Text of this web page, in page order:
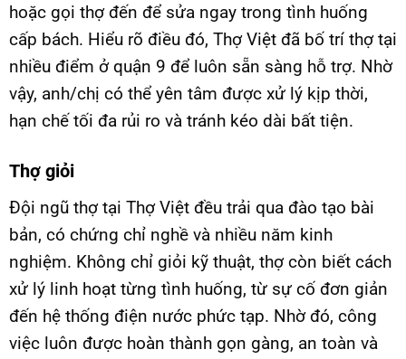
hoặc gọi thợ đến để sửa ngay trong tình huống
cấp bách. Hiểu rõ điều đó, Thợ Việt đã bố trí thợ tại
nhiều điểm ở quận 9 để luôn sẵn sàng hỗ trợ. Nhờ
vậy, anh/chị có thể yên tâm được xử lý kịp thời,
hạn chế tối đa rủi ro và tránh kéo dài bất tiện.
Thợ giỏi
Đội ngũ thợ tại Thợ Việt đều trải qua đào tạo bài
bản, có chứng chỉ nghề và nhiều năm kinh
nghiệm. Không chỉ giỏi kỹ thuật, thợ còn biết cách
xử lý linh hoạt từng tình huống, từ sự cố đơn giản
đến hệ thống điện nước phức tạp. Nhờ đó, công
việc luôn được hoàn thành gọn gàng, an toàn và